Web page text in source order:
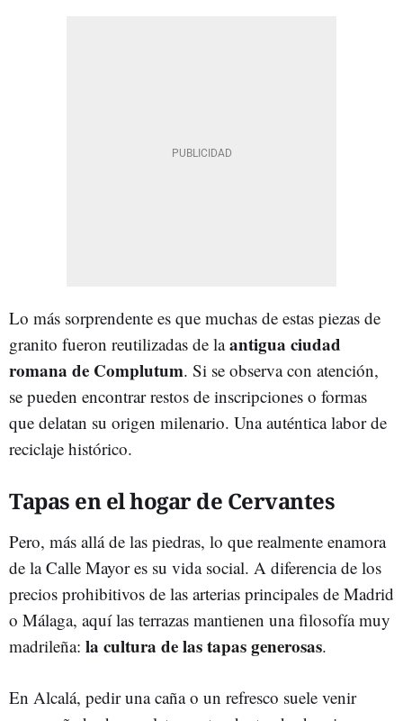
Lo más sorprendente es que muchas de estas piezas de
granito fueron reutilizadas de laantigua ciudad
romana de Complutum. Si se observa con atención,
se pueden encontrar restos de inscripciones o formas
que delatan su origen milenario. Una auténtica labor de
reciclaje histórico.
Tapas en el hogar de Cervantes
Pero, más allá de las piedras, lo que realmente enamora
de la Calle Mayor es su vida social. A diferencia de los
precios prohibitivos de las arterias principales de Madrid
o Málaga, aquí las terrazas mantienen una filosofía muy
madrileña: la cultura de las tapas generosas.
En Alcalá, pedir una caña o un refresco suele venir